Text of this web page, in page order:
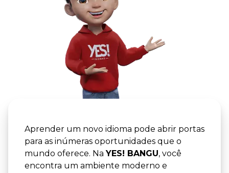
YES! -
Aprender um novo idioma pode abrir portas
para as inúmeras oportunidades que o
mundo oferece. NaYES! BANGU, você
encontra um ambiente moderno e